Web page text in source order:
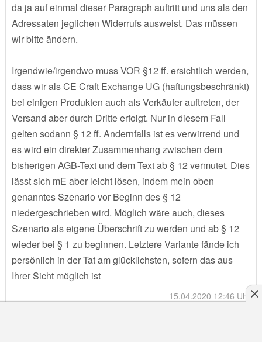
da ja auf einmal dieser Paragraph auftritt und uns als den
Adressaten jeglichen Widerrufs ausweist. Das müssen
wir bitte ändern.
Irgendwie/irgendwo muss VOR §12 ff. ersichtlich werden,
dass wir als CE Craft Exchange UG (haftungsbeschränkt)
bei einigen Produkten auch als Verkäufer auftreten, der
Versand aber durch Dritte erfolgt. Nur in diesem Fall
gelten sodann § 12 ff. Andernfalls ist es verwirrend und
es wird ein direkter Zusammenhang zwischen dem
bisherigen AGB-Text und dem Text ab § 12 vermutet. Dies
lässt sich mE aber leicht lösen, indem mein oben
genanntes Szenario vor Beginn des § 12
niedergeschrieben wird. Möglich wäre auch, dieses
Szenario als eigene Überschrift zu werden und ab § 12
wieder bei § 1 zu beginnen. Letztere Variante fände ich
persönlich in der Tat am glücklichsten, sofern das aus
Ihrer Sicht möglich ist
15.04.2020 12:46 Uhr